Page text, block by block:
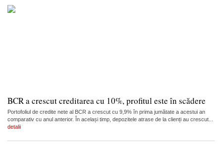
BCR a crescut creditarea cu 10%, profitul este în scădere
Portofoliul de credite nete al BCR a crescut cu 9,9% în prima jumătate a acestui an
comparativ cu anul anterior. În același timp, depozitele atrase de la clienți au crescut...
detalii